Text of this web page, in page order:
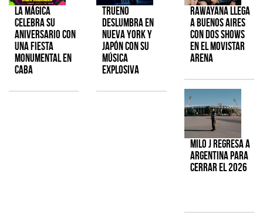
La Mágica
celebra su
aniversario con
una fiesta
monumental en
CABA
TRUENO
deslumbra en
Nueva York y
Japón con su
música
explosiva
Rawayana llega
a Buenos Aires
con dos shows
en el Movistar
Arena
Milo J regresa a
Argentina para
cerrar el 2026